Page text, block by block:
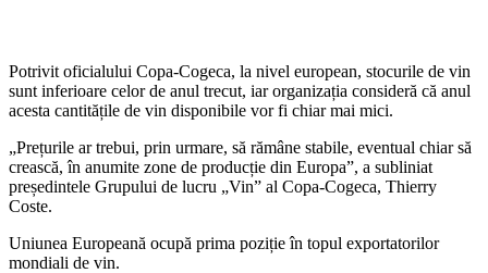
Potrivit oficialului Copa-Cogeca, la nivel european, stocurile de vin
sunt inferioare celor de anul trecut, iar organizația consideră că anul
acesta cantitățile de vin disponibile vor fi chiar mai mici.
„Prețurile ar trebui, prin urmare, să rămâne stabile, eventual chiar să
crească, în anumite zone de producție din Europa”, a subliniat
președintele Grupului de lucru „Vin” al Copa-Cogeca, Thierry
Coste.
Uniunea Europeană ocupă prima poziție în topul exportatorilor
mondiali de vin.